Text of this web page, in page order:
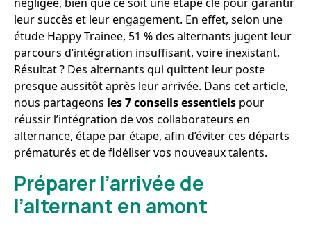
leur succès et leur engagement. En effet, selon une
étude Happy Trainee, 51 % des alternants jugent leur
parcours d’intégration insuffisant, voire inexistant.
Résultat ? Des alternants qui quittent leur poste
presque aussitôt après leur arrivée. Dans cet article,
nous partageons les 7 conseils essentiels pour
réussir l’intégration de vos collaborateurs en
alternance, étape par étape, afin d’éviter ces départs
prématurés et de fidéliser vos nouveaux talents.
Préparer l’arrivée de
l’alternant en amont